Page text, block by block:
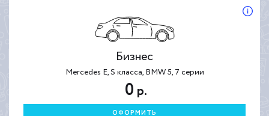
Бизнес
Mercedes E, S класса, BMW 5, 7 серии
0 р.
ОФОРМИТЬ